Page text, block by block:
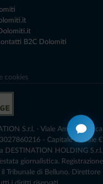
B2C Dolomiti
cookies
S.r.l. - Viale Amedeo Duca
- Capitale Sociale €
DESTINATION HOLDING S.r.l.
giornalistica. Registrazione
Tribunale di Belluno.­ Direttore